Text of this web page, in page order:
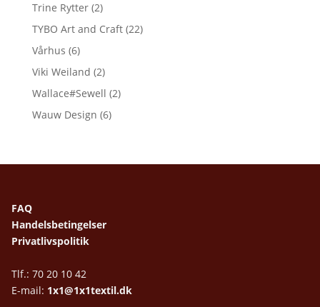
Trine Rytter (2)
TYBO Art and Craft (22)
Vårhus (6)
Viki Weiland (2)
Wallace#Sewell (2)
Wauw Design (6)
FAQ
Handelsbetingelser
Privatlivspolitik
Tlf.: 70 20 10 42
E-mail: 1x1@1x1textil.dk